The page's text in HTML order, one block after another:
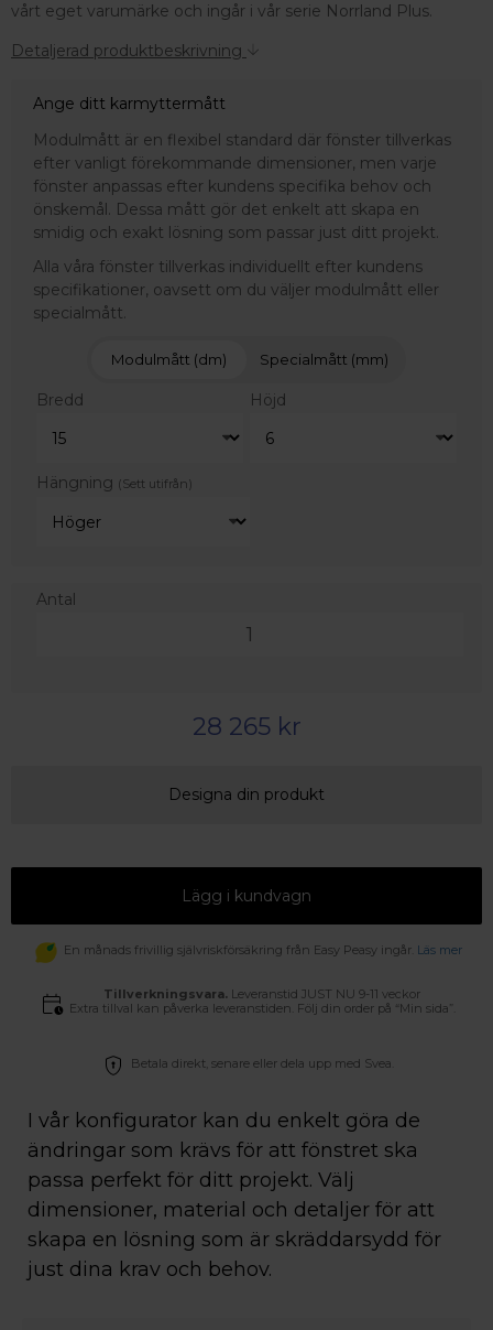
fokus på kvalitet, omtanke och djup kompetens.
vårt eget varumärke och ingår i vår serie Norrland Plus.
Detaljerad produktbeskrivning
Ange ditt karmyttermått
Modulmått är en flexibel standard där fönster tillverkas
efter vanligt förekommande dimensioner, men varje
fönster anpassas efter kundens specifika behov och
önskemål. Dessa mått gör det enkelt att skapa en
smidig och exakt lösning som passar just ditt projekt.
Alla våra fönster tillverkas individuellt efter kundens
specifikationer, oavsett om du väljer modulmått eller
specialmått.
Modulmått (dm) Specialmått (mm)
Bredd Höjd
Hängning (Sett utifrån)
Antal
28 265 kr
Designa din produkt
Lägg i kundvagn
En månads frivillig självriskförsäkring från Easy Peasy ingår. Läs mer
Tillverkningsvara. Leveranstid JUST NU 9-11 veckor
Extra tillval kan påverka leveranstiden. Följ din order på “Min sida”.
Betala direkt, senare eller dela upp med Svea.
I vår konfigurator kan du enkelt göra de
ändringar som krävs för att fönstret ska
passa perfekt för ditt projekt. Välj
dimensioner, material och detaljer för att
skapa en lösning som är skräddarsydd för
just dina krav och behov.